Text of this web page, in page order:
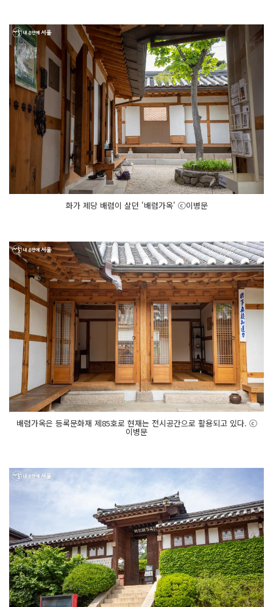
화가 제당 배렴이 살던 '배렴가옥' ⓒ이병문
배렴가옥은 등록문화재 제85호로 현재는 전시공간으로 활용되고 있다. ⓒ
이병문